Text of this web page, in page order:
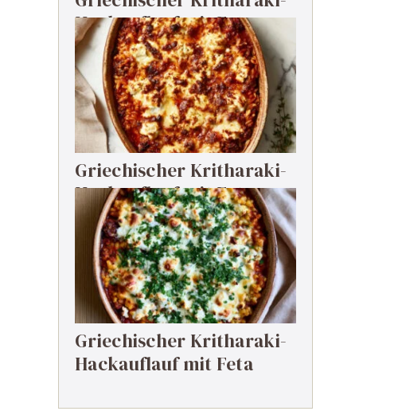
Hackauflauf mit Feta
Griechischer Kritharaki-
Hackauflauf mit Feta
Griechischer Kritharaki-
Hackauflauf mit Feta